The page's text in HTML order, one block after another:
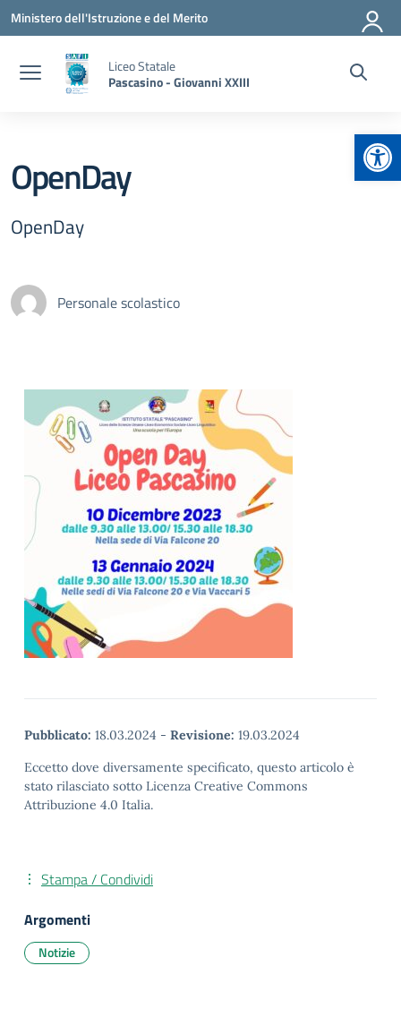
Vai ai contenuti
Vai al menu di navigazione
Vai al footer
Ministero dell'Istruzione e del Merito
Liceo Statale
Pascasino - Giovanni XXIII
OpenDay
OpenDay
Personale scolastico
Pubblicato: 18.03.2024 - Revisione: 19.03.2024
Eccetto dove diversamente specificato, questo articolo è
stato rilasciato sotto Licenza Creative Commons
Attribuzione 4.0 Italia.
Stampa / Condividi
Argomenti
Notizie